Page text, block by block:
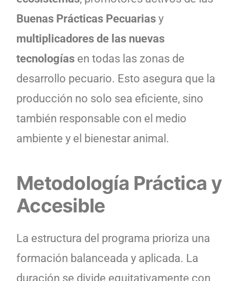
Buenas Prácticas Pecuarias y
multiplicadores de las nuevas
tecnologías en todas las zonas de
desarrollo pecuario. Esto asegura que la
producción no solo sea eficiente, sino
también responsable con el medio
ambiente y el bienestar animal.
Metodología Práctica y
Accesible
La estructura del programa prioriza una
formación balanceada y aplicada. La
duración se divide equitativamente con